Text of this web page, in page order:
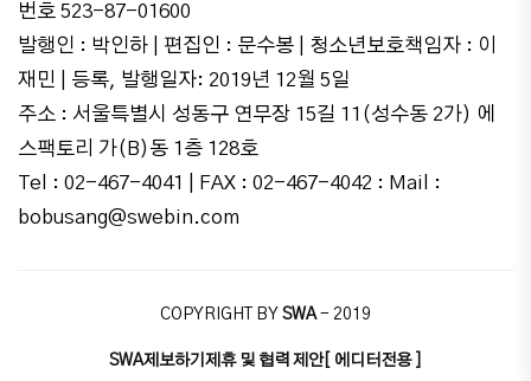
번호 523-87-01600
발행인 : 박인하 | 편집인 : 문수봉 | 청소년보호책임자 : 이
재민 | 등록, 발행일자: 2019년 12월 5일
주소 : 서울특별시 성동구 연무장 15길 11(성수동 2가) 에
스팩토리 가(B)동 1층 128호
Tel : 02-467-4041 | FAX : 02-467-4042 : Mail :
bobusang@swebin.com
COPYRIGHT BY SWA- 2019
SWA제보하기 제휴 및 협력 제안[ 에디터전용 ]